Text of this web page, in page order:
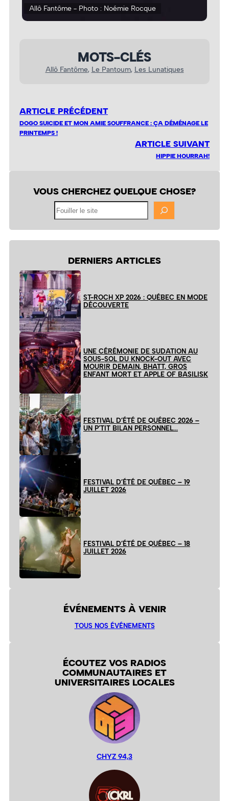
Allô Fantôme - Photo : Noémie Rocque
MOTS-CLÉS
Allô Fantôme, Le Pantoum, Les Lunatiques
ARTICLE PRÉCÉDENT
DOGO SUICIDE ET MON AMIE SOUFFRANCE : ÇA DÉMÉNAGE LE
PRINTEMPS !
ARTICLE SUIVANT
HIPPIE HOURRAH!
VOUS CHERCHEZ QUELQUE CHOSE?
DERNIERS ARTICLES
ST-ROCH XP 2026 : QUÉBEC EN MODE
DÉCOUVERTE
UNE CÉRÉMONIE DE SUDATION AU
SOUS-SOL DU KNOCK-OUT AVEC
MOURIR DEMAIN, BHATT, GROS
ENFANT MORT ET APPLE OF BASILISK
FESTIVAL D’ÉTÉ DE QUÉBEC 2026 –
UN P’TIT BILAN PERSONNEL…
FESTIVAL D’ÉTÉ DE QUÉBEC – 19
JUILLET 2026
FESTIVAL D’ÉTÉ DE QUÉBEC – 18
JUILLET 2026
ÉVÉNEMENTS À VENIR
TOUS NOS ÉVÉNEMENTS
ÉCOUTEZ VOS RADIOS
COMMUNAUTAIRES ET
UNIVERSITAIRES LOCALES
CHYZ 94,3